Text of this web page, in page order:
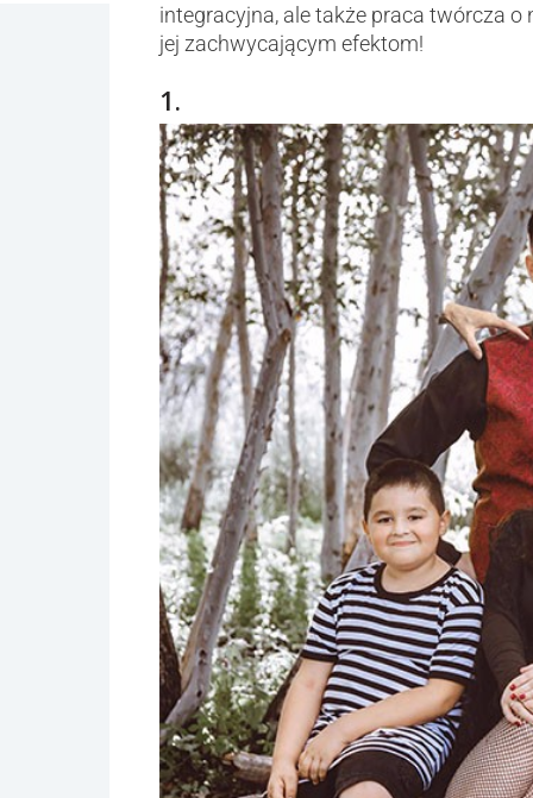
integracyjna, ale także praca twórcza
jej zachwycającym efektom!
1.